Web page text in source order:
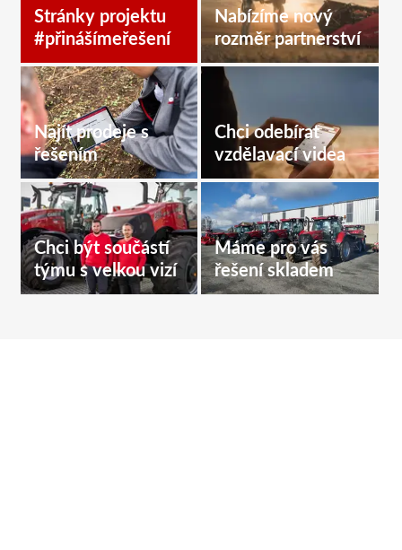
Stránky projektu
#přinášímeřešení
Nabízíme nový
rozměr partnerství
Najít prodeje s
řešením
Chci odebírat
vzdělavací videa
Máme pro vás
řešení skladem
Chci být součástí
týmu s velkou vizí